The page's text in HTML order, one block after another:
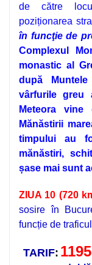
de către
poziționarea
în funcţie de
Complexul
monastic al
după
vârfurile greu
Meteora vine
Mănăstirii
timpului au
mănăstiri,
șase mai sunt
ZIUA 10 (720
sosire în
funcție de
TARIF: